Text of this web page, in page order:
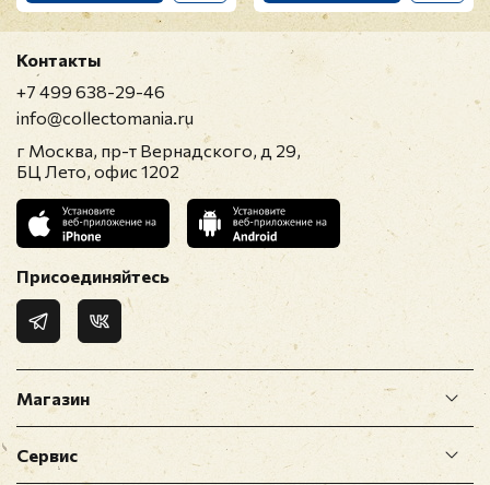
Магазин
Сервис
Контакты
+7 499 638-29-46
info@collectomania.ru
г Москва, пр-т Вернадского, д 29,
БЦ Лето, офис 1202
Присоединяйтесь